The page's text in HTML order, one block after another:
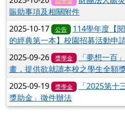
賑助事項及相關附件
2025-10-17 公告
114學年度【
的經典第一本】校園招募活動申
2025-09-26 獎學金
「夢想一百
畫，提供欲就讀本校之學生全額
2025-09-19 獎學金
「2025第十
獎助金」徵件辦法